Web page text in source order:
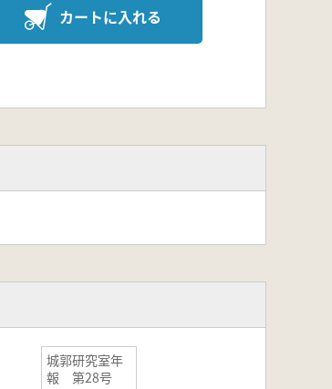
カートに入れる
城郭研究室年
報 第28号